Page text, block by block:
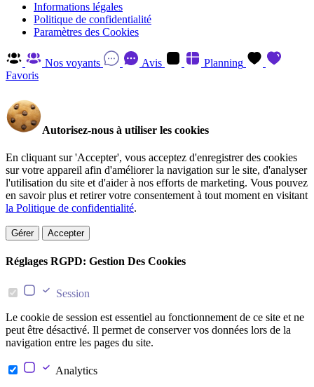
Informations légales
Politique de confidentialité
Paramètres des Cookies
Nos voyants Avis
Planning
Favoris
Autorisez-nous à utiliser les cookies
En cliquant sur 'Accepter', vous acceptez d'enregistrer des cookies
sur votre appareil afin d'améliorer la navigation sur le site, d'analyser
l'utilisation du site et d'aider à nos efforts de marketing. Vous pouvez
en savoir plus et retirer votre consentement à tout moment en visitant
la Politique de confidentialité.
Gérer Accepter
Réglages RGPD: Gestion Des Cookies
Session
Le cookie de session est essentiel au fonctionnement de ce site et ne
peut être désactivé. Il permet de conserver vos données lors de la
navigation entre les pages du site.
Analytics